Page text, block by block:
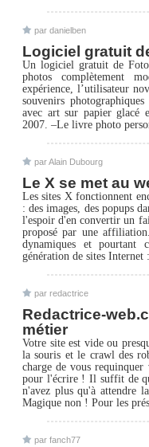
par danielben
Logiciel gratuit
Un logiciel gratuit de
photos complètement
expérience, l’utilisateur
souvenirs
avec art sur papier glacé
2007. –Le livre photo
par Alain Dubourg
Le X se met au
Les sites X fonctionnent
: des images, des popups
l'espoir d'en convertir un
proposé par une
dynamiques et pourtant
génération de sites Internet
par redactrice
Redactrice-
métier
Votre site est vide ou
la souris et le crawl des
charge de vous
pour l'écrire ! Il suffit de
n'avez plus qu'à attendre
Magique non ! Pour les
par fanch77